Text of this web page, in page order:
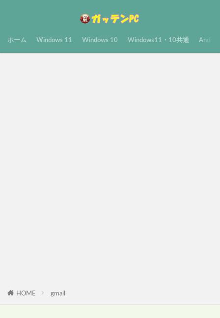
ホーム Windows 11 Windows 10 Windows11・10共通
HOME gmail